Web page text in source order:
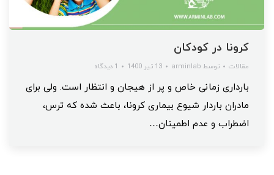
کرونا در کودکان
مقالات توسط arminlab 13 تیر 1400 1 دیدگاه
بارداری زمانی خاص و پر از هیجان و انتظار است. ولی برای
مادران باردار شیوع بیماری کرونا، باعث شده که ترس،
اضطراب و عدم اطمینان…